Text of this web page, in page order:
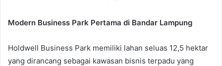
Modern Business Park Pertama di Bandar Lampung
Holdwell Business Park memiliki lahan seluas 12,5 hektar
yang dirancang sebagai kawasan bisnis terpadu yang